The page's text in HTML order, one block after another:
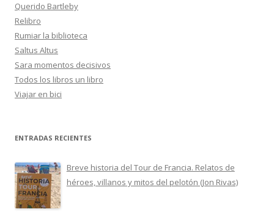
Querido Bartleby
Relibro
Rumiar la biblioteca
Saltus Altus
Sara momentos decisivos
Todos los libros un libro
Viajar en bici
ENTRADAS RECIENTES
Breve historia del Tour de Francia. Relatos de
héroes, villanos y mitos del pelotón (Jon Rivas)